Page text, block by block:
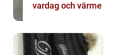
vardag och värme